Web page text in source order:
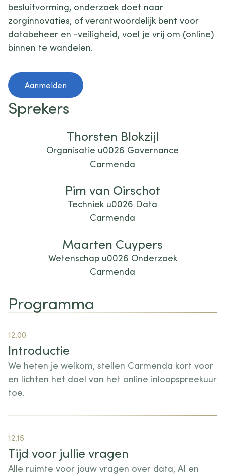
besluitvorming, onderzoek doet naar
zorginnovaties, of verantwoordelijk bent voor
databeheer en -veiligheid, voel je vrij om (online)
binnen te wandelen.
Aanmelden
Sprekers
Thorsten Blokzijl
Organisatie u0026 Governance
Carmenda
Pim van Oirschot
Techniek u0026 Data
Carmenda
Maarten Cuypers
Wetenschap u0026 Onderzoek
Carmenda
Programma
12.00
Introductie
We heten je welkom, stellen Carmenda kort voor
en lichten het doel van het online inloopspreekuur
toe.
12.15
Tijd voor jullie vragen
Alle ruimte voor jouw vragen over data, AI en